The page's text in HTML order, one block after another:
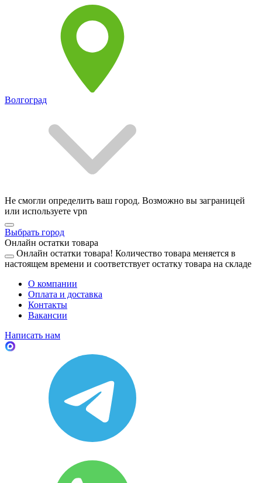
Волгоград
Не смогли определить ваш город. Возможно вы заграницей
или используете vpn
Выбрать город
Онлайн остатки товара
Онлайн остатки товара! Количество товара меняется в
настоящем времени и соответствует остатку товара на складе
О компании
Оплата и доставка
Контакты
Вакансии
Написать нам